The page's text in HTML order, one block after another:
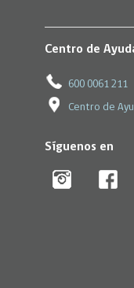
Centro de
600 0061 211
Centro de
Síguenos en